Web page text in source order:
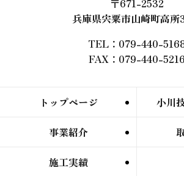
〒671-2532
兵庫県宍粟市山崎町高
TEL：079-440-
FAX：079-440-5216
トップページ 小川
事業紹介
施工実績